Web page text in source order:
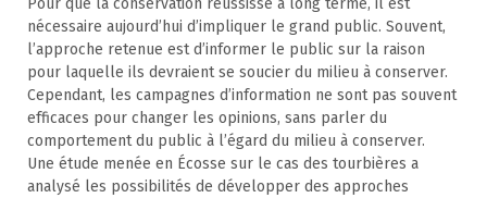
nécessaire aujourd’hui d’impliquer le grand public. Souvent,
l’approche retenue est d’informer le public sur la raison
pour laquelle ils devraient se soucier du milieu à conserver.
Cependant, les campagnes d’information ne sont pas souvent
efficaces pour changer les opinions, sans parler du
comportement du public à l’égard du milieu à conserver.
Une étude menée en Écosse sur le cas des tourbières a
analysé les possibilités de développer des approches